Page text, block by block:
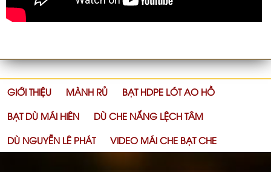
GIỚI THIỆU MÀNH RỦ
BẠT HDPE LÓT AO HỒ
BẠT DÙ MÁI HIÊN
DÙ CHE NẮNG LỆCH TÂM
DÙ NGUYỄN LÊ PHÁT
VIDEO MÁI CHE BẠT CHE